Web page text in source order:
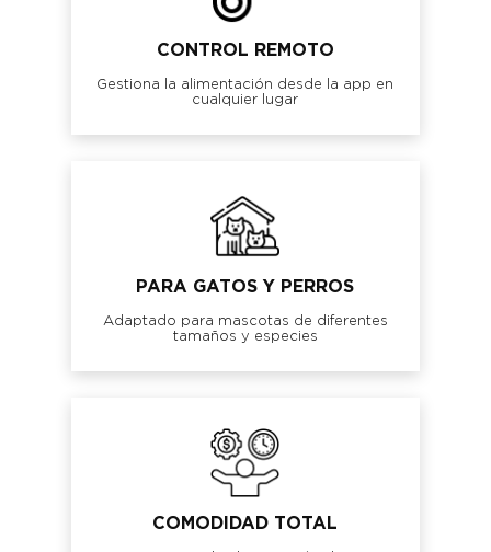
CONTROL REMOTO
Gestiona la alimentación desde la app en
cualquier lugar
PARA GATOS Y PERROS
Adaptado para mascotas de diferentes
tamaños y especies
COMODIDAD TOTAL